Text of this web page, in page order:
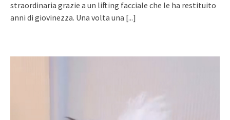
straordinaria grazie a un lifting facciale che le ha restituito
anni di giovinezza. Una volta una [...]